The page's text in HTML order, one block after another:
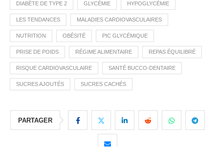
DIABÈTE DE TYPE 2 GLYCÉMIE HYPOGLYCÉMIE
LES TENDANCES MALADIES CARDIOVASCULAIRES
NUTRITION OBÉSITÉ PIC GLYCÉMIQUE
PRISE DE POIDS RÉGIME ALIMENTAIRE REPAS ÉQUILIBRÉ
RISQUE CARDIOVASCULAIRE SANTÉ BUCCO-DENTAIRE
SUCRES AJOUTÉS SUCRES CACHÉS
PARTAGER